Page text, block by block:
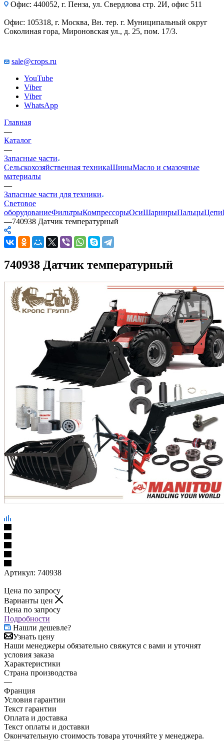
Офис: 440052, г. Пенза, ул. Свердлова стр. 2И, офис 511
Офис: 105318, г. Москва, Вн. тер. г. Муниципальный округ
Соколиная гора, Мироновская ул., д. 25, пом. 17/3.
sale@crops.ru
YouTube
Viber
Viber
WhatsApp
Главная
—
Каталог
—
Запасные части
Сельскохозяйственная техникаШиныМасло и смазочные
материалы
—
Запасные части для техники
Световое
оборудованиеФильтрыКомпрессорыОсиШарнирыПальцыЦепи
—740938 Датчик температурный
740938 Датчик температурный
Артикул: 740938
Цена по запросу
Варианты цен
Цена по запросу
Подробности
Нашли дешевле?
Узнать цену
Наши менеджеры обязательно свяжутся с вами и уточнят
условия заказа
Характеристики
Страна производства
—
Франция
Условия гарантии
Текст гарантии
Оплата и доставка
Текст оплаты и доставки
Окончательную стоимость товара уточняйте у менеджера.